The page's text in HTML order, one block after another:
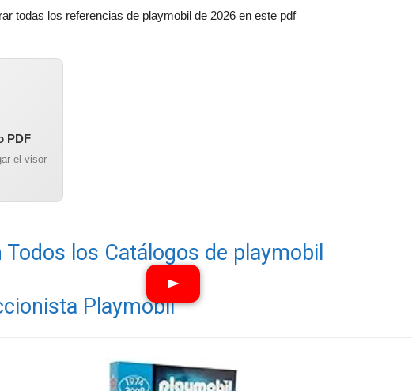
todas los referencias de playmobil de 2026 en este pdf
PDF
el visor
los Catálogos de playmobil
Playmobil